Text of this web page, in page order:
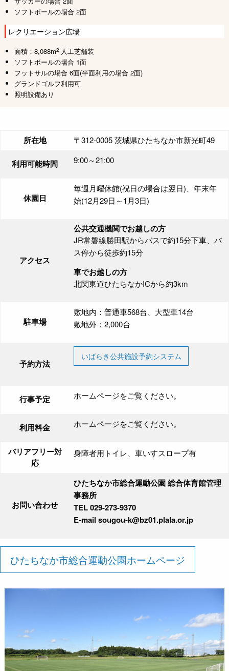
ソフトボールの場合 2面
レクリエーション広場
面積：8,088m2 人工芝舗装
ソフトボールの場合 1面
フットサルの場合 6面(半面利用の場合 2面)
グランドゴルフ利用可
照明設備あり
所在地 〒312-0005 茨城県ひたちなか市新光町49
利用可能時間 9:00～21:00
休園日
毎週月曜休館(祝日の場合は翌日)、年末年
始(12月29日～1月3日)
アクセス
公共交通機関でお越しの方
JR常磐線勝田駅からバスで約15分下車、バ
ス停から徒歩約15分
車でお越しの方
北関東道ひたちなかICから約3km
駐車場
敷地内：普通車568台、大型車14台
敷地外：2,000台
予約方法
いばらき公共施設予約システム
行事予定 ホームページをご覧ください。
利用料金 ホームページをご覧ください。
バリアフリー対
応
身障者用トイレ、車いすスロープ有
お問い合わせ
ひたちなか市総合運動公園 総合体育館管理
事務所
TEL 029-273-9370
E-mail sougou-k@bz01.plala.or.jp
ひたちなか市総合運動公園ホームページ